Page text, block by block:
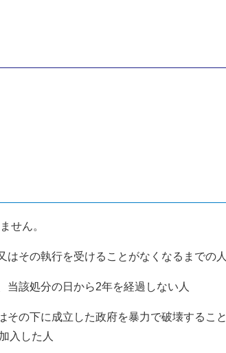
せん。
その執行を受けることがなくなるまでの人
当該処分の日から2年を経過しない人
その下に成立した政府を暴力で破壊すること
入した人